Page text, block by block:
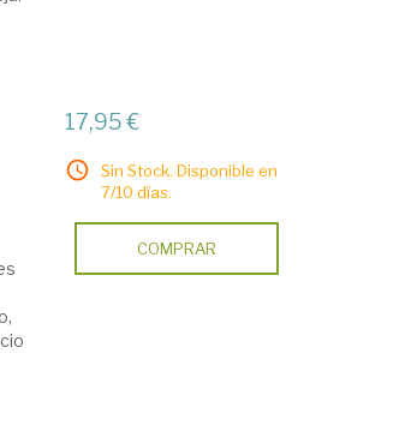
17,95 €
Sin Stock. Disponible en
7/10 días.
COMPRAR